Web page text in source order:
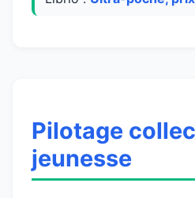
Pilotage
jeunesse